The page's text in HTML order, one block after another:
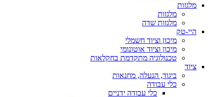
מלגזות
מלגזות
מלגזות שדה
היי-טק
מיכון וציוד חשמלי
מיכון וציוד אוטונומי
טכנולוגיה מתקדמת בחקלאות
ציוד
ביגוד, הנעלה, מחנאות
כלי עבודה
כלי עבודה ידניים